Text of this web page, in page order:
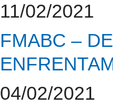
11/02/2021
FMABC –
04/02/2021